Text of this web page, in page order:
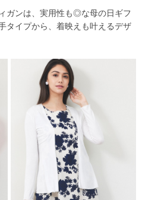
ガンは、実用性も◎な母の日ギフ
タイプから、着映えも叶えるデザ